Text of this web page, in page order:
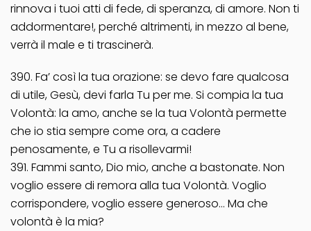
rinnova i tuoi atti di fede, di speranza, di amore. Non ti
addormentare!, perché altrimenti, in mezzo al bene,
verrà il male e ti trascinerà.
390. Fa’ così la tua orazione: se devo fare qualcosa
di utile, Gesù, devi farla Tu per me. Si compia la tua
Volontà: la amo, anche se la tua Volontà permette
che io stia sempre come ora, a cadere
penosamente, e Tu a risollevarmi!
391. Fammi santo, Dio mio, anche a bastonate. Non
voglio essere di remora alla tua Volontà. Voglio
corrispondere, voglio essere generoso… Ma che
volontà è la mia?